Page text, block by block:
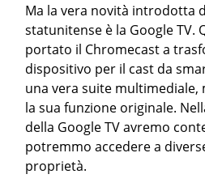
Ma la vera novità introdotta
statunitense è la Google TV.
portato il Chromecast a
dispositivo per il cast da
una vera suite
la sua funzione originale.
della Google TV avremo
potremmo accedere a
proprietà.